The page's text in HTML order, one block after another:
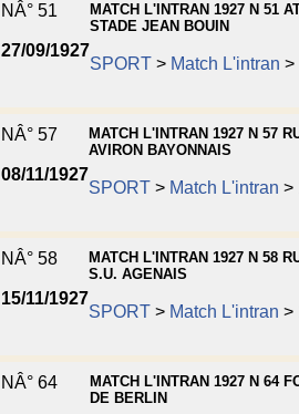
NÂ° 51
27/09/1927
MATCH L'INTRAN 1927 N 51
STADE JEAN BOUIN
SPORT> Match L'intran >
NÂ° 57
08/11/1927
MATCH L'INTRAN 1927 N 57
AVIRON BAYONNAIS
SPORT> Match L'intran >
NÂ° 58
15/11/1927
MATCH L'INTRAN 1927 N 58
S.U. AGENAIS
SPORT> Match L'intran >
NÂ° 64
MATCH L'INTRAN 1927 N 64
DE BERLIN